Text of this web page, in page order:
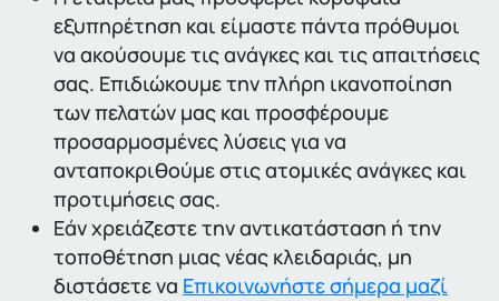
εξυπηρέτηση και είμαστε πάντα πρόθυμοι
να ακούσουμε τις ανάγκες και τις απαιτήσεις
σας. Επιδιώκουμε την πλήρη ικανοποίηση
των πελατών μας και προσφέρουμε
προσαρμοσμένες λύσεις για να
ανταποκριθούμε στις ατομικές ανάγκες και
προτιμήσεις σας.
Εάν χρειάζεστε την αντικατάσταση ή την
τοποθέτηση μιας νέας κλειδαριάς, μη
διστάσετε να Επικοινωνήστε σήμερα μαζί